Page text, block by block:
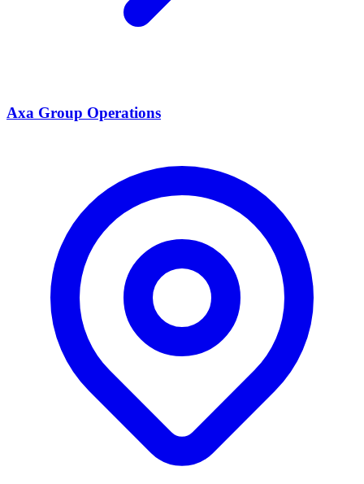
Axa Group Operations